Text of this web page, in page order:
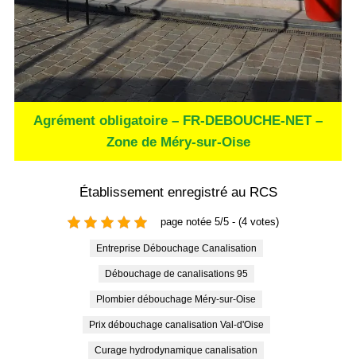
Agrément obligatoire – FR-DEBOUCHE-NET –
Zone de Méry-sur-Oise
Établissement enregistré au RCS
page notée 5/5 - (4 votes)
Entreprise Débouchage Canalisation
Débouchage de canalisations 95
Plombier débouchage Méry-sur-Oise
Prix débouchage canalisation Val-d'Oise
Curage hydrodynamique canalisation